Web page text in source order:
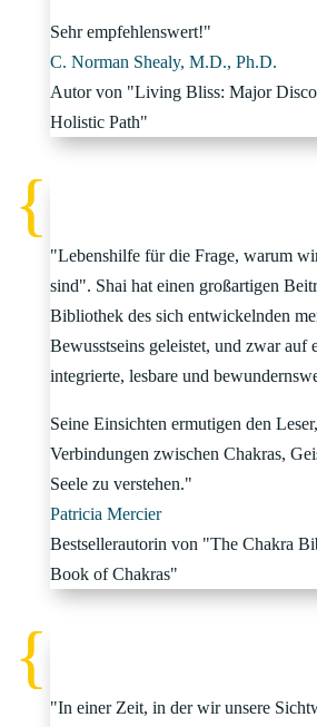
Sehr empfehlenswert!"
C. Norman Shealy, M.D., Ph.D.
Autor von "Living Bliss: Major
Holistic Path"
"Lebenshilfe für die Frage, warum
sind". Shai hat einen großartigen
Bibliothek des sich entwickelnden
Bewusstseins geleistet, und zwar auf
integrierte, lesbare und
Seine Einsichten ermutigen den
Verbindungen zwischen Chakras,
Seele zu verstehen."
Patricia Mercier
Bestsellerautorin von "The Chakra
Book of Chakras"
"In einer Zeit, in der wir unsere